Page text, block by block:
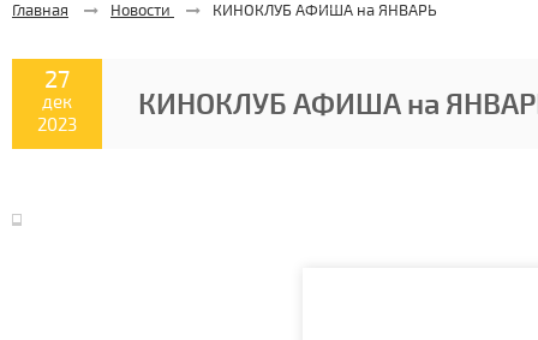
Главная Новости КИНОКЛУБ АФИША на ЯНВАРЬ
27
дек
2023
КИНОКЛУБ АФИША на